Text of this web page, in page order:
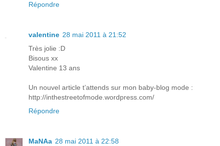
Répondre
valentine 28 mai 2011 à 21:52
Très jolie :D
Bisous xx
Valentine 13 ans
Un nouvel article t’attends sur mon baby-blog mode :
http://inthestreetofmode.wordpress.com/
Répondre
MaNAa 28 mai 2011 à 22:58